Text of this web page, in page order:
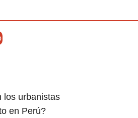
los urbanistas
en Perú?